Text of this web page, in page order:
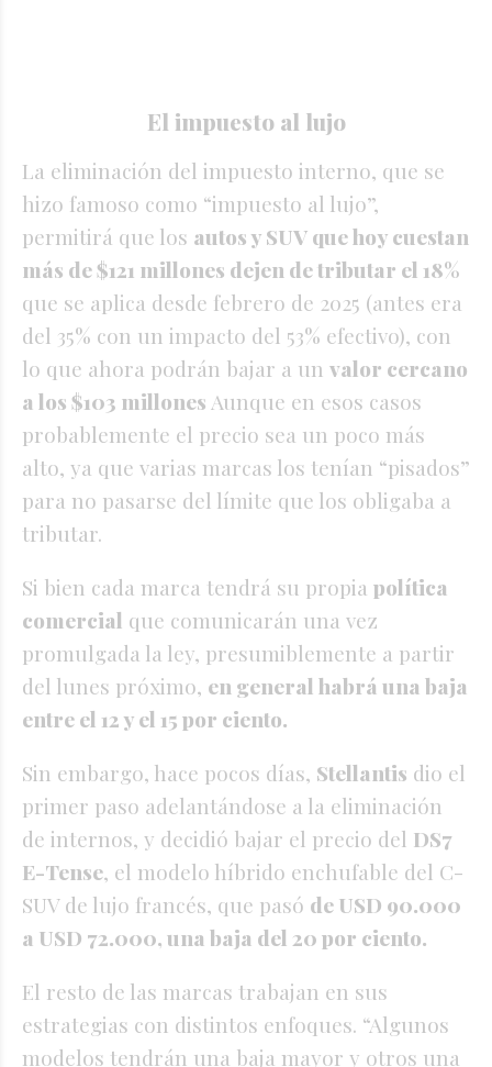
El impuesto al lujo
La eliminación del impuesto interno, que se
hizo famoso como “impuesto al lujo”,
permitirá que los autos y SUV que hoy cuestan
más de $121 millones dejen de tributar el 18%
que se aplica desde febrero de 2025 (antes era
del 35% con un impacto del 53% efectivo), con
lo que ahora podrán bajar a un valor cercano
a los $103 millonesAunque en esos casos
probablemente el precio sea un poco más
alto, ya que varias marcas los tenían “pisados”
para no pasarse del límite que los obligaba a
tributar.
Si bien cada marca tendrá su propia política
comercial que comunicarán una vez
promulgada la ley, presumiblemente a partir
del lunes próximo, en general habrá una baja
entre el 12 y el 15 por ciento.
Sin embargo, hace pocos días, Stellantis dio el
primer paso adelantándose a la eliminación
de internos, y decidió bajar el precio del DS7
E-Tense, el modelo híbrido enchufable del C-
SUV de lujo francés, que pasó de USD 90.000
a USD 72.000, una baja del 20 por ciento.
El resto de las marcas trabajan en sus
estrategias con distintos enfoques. “Algunos
modelos tendrán una baja mayor y otros una